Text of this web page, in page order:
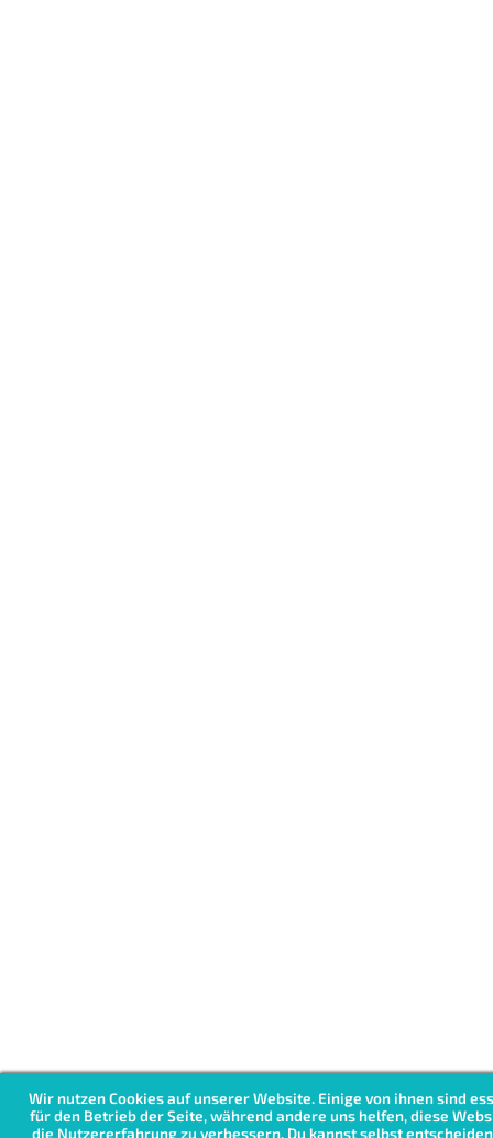
Wir nutzen Cookies auf unserer Website. Einige von ihnen sind
für den Betrieb der Seite, während andere uns helfen, diese
die Nutzererfahrung zu verbessern. Du kannst selbst